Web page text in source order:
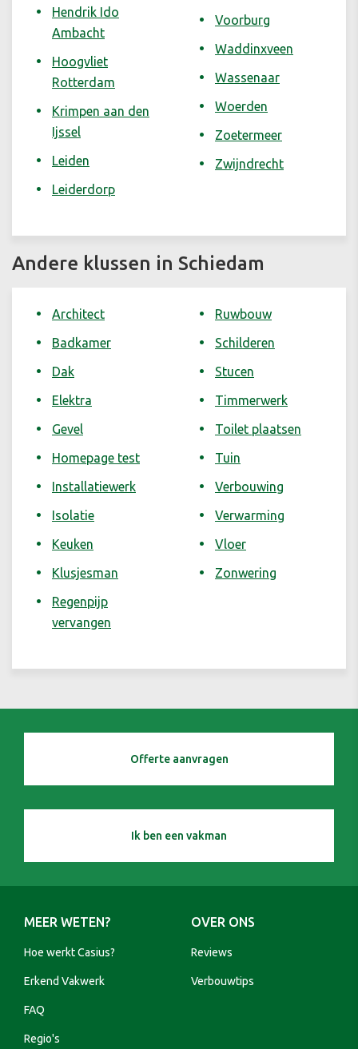
Hendrik Ido
Ambacht
Hoogvliet
Rotterdam
Krimpen aan den
Ijssel
Leiden
Leiderdorp
Voorburg
Waddinxveen
Wassenaar
Woerden
Zoetermeer
Zwijndrecht
Andere klussen in Schiedam
Architect
Badkamer
Dak
Elektra
Gevel
Homepage test
Installatiewerk
Isolatie
Keuken
Klusjesman
Regenpijp
vervangen
Ruwbouw
Schilderen
Stucen
Timmerwerk
Toilet plaatsen
Tuin
Verbouwing
Verwarming
Vloer
Zonwering
Offerte aanvragen
Ik ben een vakman
MEER WETEN?
Hoe werkt Casius?
Erkend Vakwerk
FAQ
Regio's
OVER ONS
Reviews
Verbouwtips